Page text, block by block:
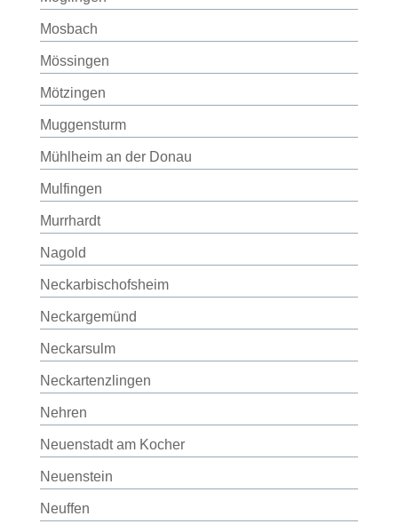
Mosbach
Mössingen
Mötzingen
Muggensturm
Mühlheim an der Donau
Mulfingen
Murrhardt
Nagold
Neckarbischofsheim
Neckargemünd
Neckarsulm
Neckartenzlingen
Nehren
Neuenstadt am Kocher
Neuenstein
Neuffen